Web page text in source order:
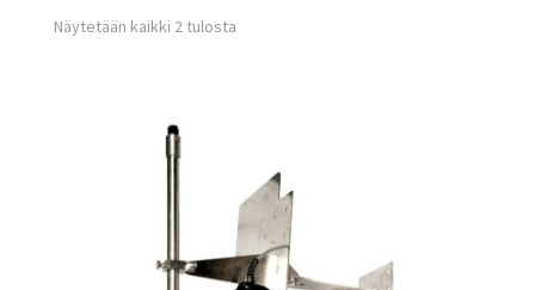
Näytetään kaikki 2 tulosta